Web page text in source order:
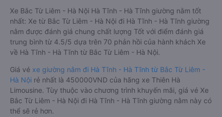
Xe Bắc Từ Liêm - Hà Nội Hà Tĩnh - Hà Tĩnh giường nằm tốt
nhất: Xe từ Bắc Từ Liêm - Hà Nội đi Hà Tĩnh - Hà Tĩnh giường
nằm được đánh giá chung chất lượng Tốt với điểm đánh giá
trung bình từ 4.5/5 dựa trên 70 phản hồi của hành khách Xe
về Hà Tĩnh - Hà Tĩnh từ Bắc Từ Liêm - Hà Nội.
Giá vé xe giường nằm đi Hà Tĩnh - Hà Tĩnh từ Bắc Từ Liêm -
Hà Nội rẻ nhất là 450000VND của hãng xe Thiên Hà
Limousine. Tùy thuộc vào chương trình khuyến mãi, giá vé Xe
Bắc Từ Liêm - Hà Nội đi Hà Tĩnh - Hà Tĩnh giường nằm này có
thể sẽ rẻ hơn.